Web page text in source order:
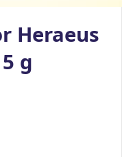
Heraeus
g